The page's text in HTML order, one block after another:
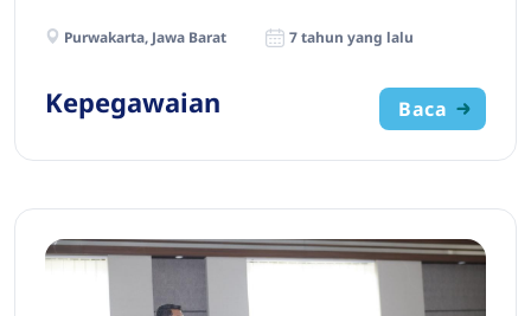
Purwakarta, Jawa Barat 7 tahun yang lalu
Kepegawaian Baca